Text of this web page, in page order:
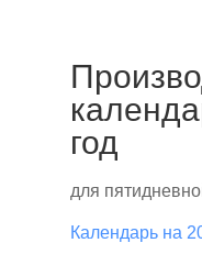
год
для
Календарь на